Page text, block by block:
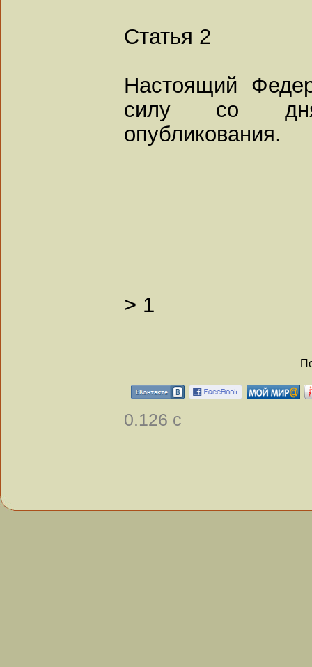
Статья 2
Настоящий
силу со дня
опубликования.
> 1
0.126 с